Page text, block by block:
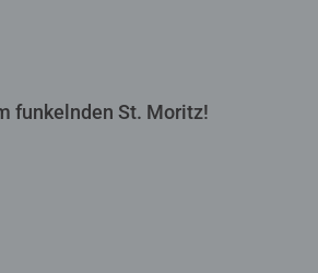
funkelnden St. Moritz!